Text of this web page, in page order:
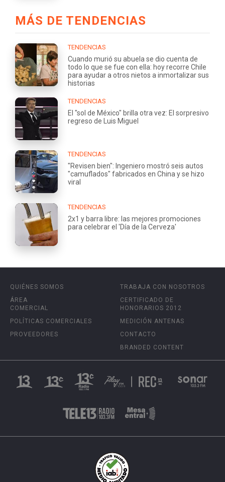
MÁS DE TENDENCIAS
TENDENCIAS
Cuando murió su abuela se dio cuenta de
todo lo que se fue con ella: hoy recorre Chile
para ayudar a otros nietos a inmortalizar sus
historias
TENDENCIAS
El "sol de México" brilla otra vez: El sorpresivo
regreso de Luis Miguel
TENDENCIAS
"Revisen bien": Ingeniero mostró seis autos
"camuflados" fabricados en China y se hizo
viral
TENDENCIAS
2x1 y barra libre: las mejores promociones
para celebrar el 'Día de la Cerveza'
QUIÉNES SOMOS
ÁREA
COMERCIAL
POLÍTICAS COMERCIALES
PROVEEDORES
TRABAJA CON NOSOTROS
CERTIFICADO DE
HONORARIOS 2012
MEDICIÓN ANTENAS
CONTACTO
BRANDED CONTENT